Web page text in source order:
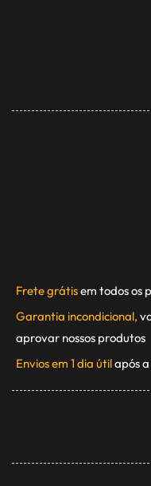
Frete grátisem todos os
Garantia incondicional,
aprovar nossos produtos
Envios em 1 dia útilapós